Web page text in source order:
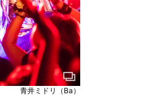
青井ミドリ（Ba）